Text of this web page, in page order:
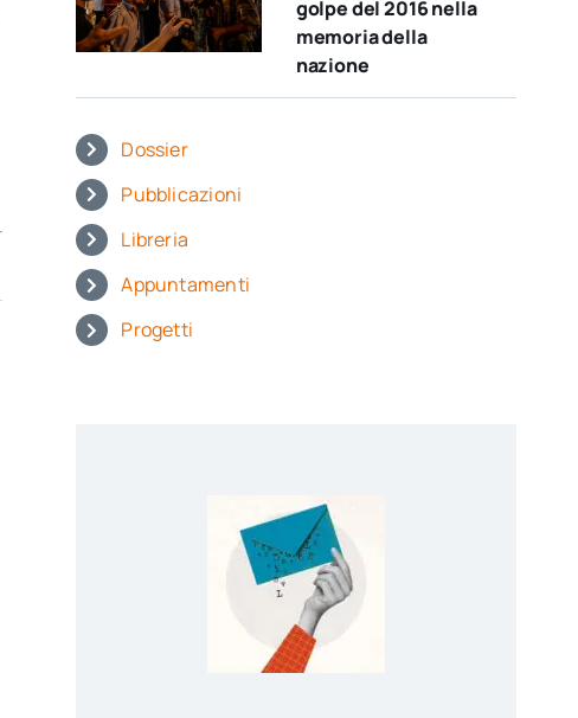
golpe del 2016 nella
memoria della
nazione
Dossier
Pubblicazioni
Libreria
Appuntamenti
Progetti